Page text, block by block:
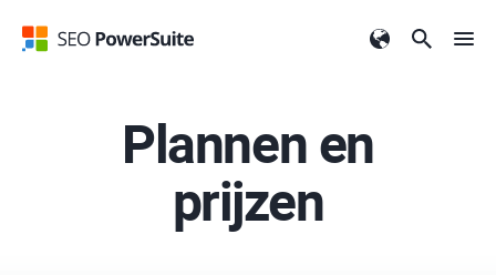
Plannen en
prijzen